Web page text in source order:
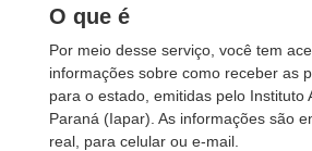
O que é
Por meio desse serviço, você tem
informações sobre como receber as
para o estado, emitidas pelo Instituto
Paraná (Iapar). As informações são
real, para celular ou e-mail.